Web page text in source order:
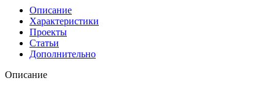
Описание
Характеристики
Проекты
Статьи
Дополнительно
Описание